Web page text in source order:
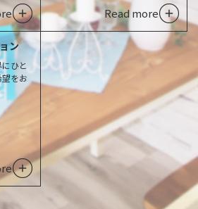
Read more
ン
ひと
をお